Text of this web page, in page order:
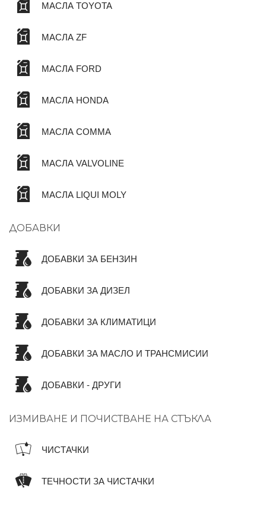
МАСЛА TOYOTA
МАСЛА ZF
МАСЛА FORD
МАСЛА HONDA
МАСЛА COMMA
МАСЛА VALVOLINE
МАСЛА LIQUI MOLY
ДОБАВКИ
ДОБАВКИ ЗА БЕНЗИН
ДОБАВКИ ЗА ДИЗЕЛ
ДОБАВКИ ЗА КЛИМАТИЦИ
ДОБАВКИ ЗА МАСЛО И ТРАНСМИСИИ
ДОБАВКИ - ДРУГИ
ИЗМИВАНЕ И ПОЧИСТВАНЕ НА СТЪКЛА
ЧИСТАЧКИ
ТЕЧНОСТИ ЗА ЧИСТАЧКИ